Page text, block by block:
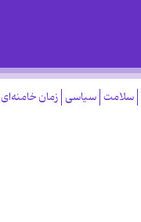
سلامت سیاسی زمان خامنه‌ای